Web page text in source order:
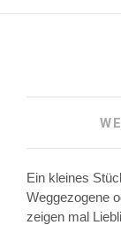
Ein kleines
Weggezogene
zeigen mal